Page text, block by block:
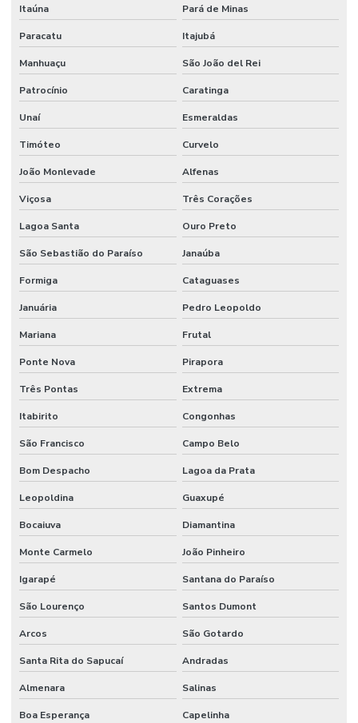
Itaúna Pará de Minas
Paracatu Itajubá
Manhuaçu São João del Rei
Patrocínio Caratinga
Unaí Esmeraldas
Timóteo Curvelo
João Monlevade Alfenas
Viçosa Três Corações
Lagoa Santa Ouro Preto
São Sebastião do Paraíso Janaúba
Formiga Cataguases
Januária Pedro Leopoldo
Mariana Frutal
Ponte Nova Pirapora
Três Pontas Extrema
Itabirito Congonhas
São Francisco Campo Belo
Bom Despacho Lagoa da Prata
Leopoldina Guaxupé
Bocaiuva Diamantina
Monte Carmelo João Pinheiro
Igarapé Santana do Paraíso
São Lourenço Santos Dumont
Arcos São Gotardo
Santa Rita do Sapucaí Andradas
Almenara Salinas
Boa Esperança Capelinha